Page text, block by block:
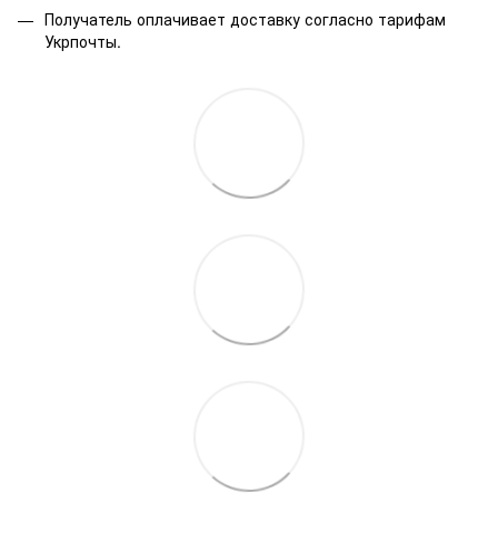
Получатель оплачивает доставку согласно тарифам
Укрпочты.